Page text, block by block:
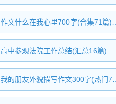
作文什么在我心里700字(合集71篇)…
高中参观法院工作总结(汇总16篇)…
我的朋友外貌描写作文300字(热门7…